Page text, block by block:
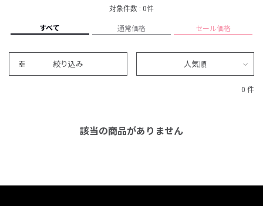
対象件数 : 0件
すべて 通常価格 セール価格
絞り込み 人気順
0 件
該当の商品がありません